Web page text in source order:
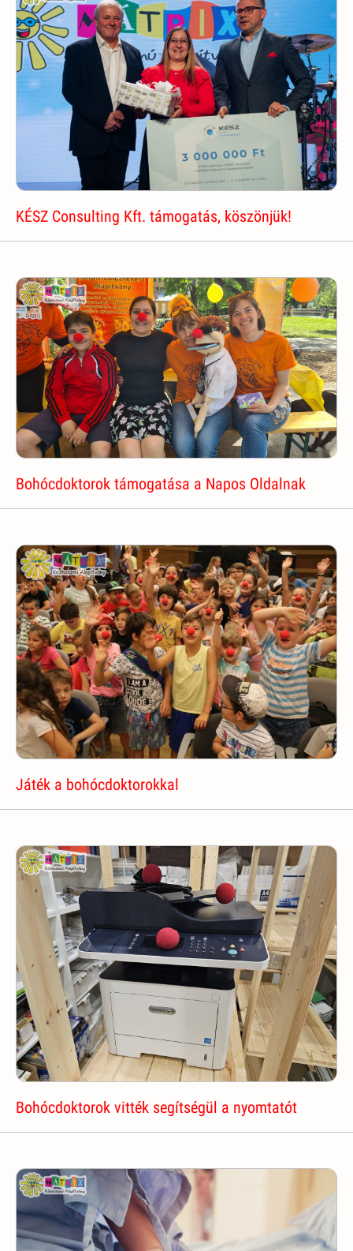
KÉSZ Consulting Kft. támogatás, köszönjük!
Bohócdoktorok támogatása a Napos Oldalnak
Játék a bohócdoktorokkal
Bohócdoktorok vitték segítségül a nyomtatót